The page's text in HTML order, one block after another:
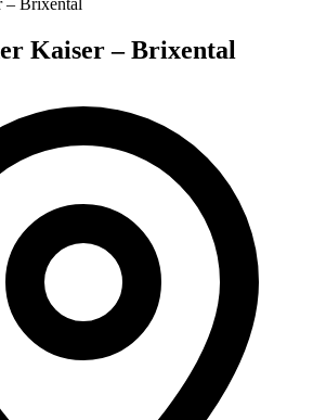
– Brixental
Kaiser – Brixental